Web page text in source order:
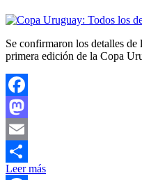
Se confirmaron los detalles de
primera edición de la Copa
Facebook
Mastodon
Email
Compartir
Leer más